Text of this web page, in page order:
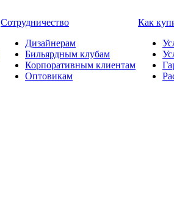
Сотрудничество
Дизайнерам
Бильярдным клубам
Корпоративным клиентам
Оптовикам
Как